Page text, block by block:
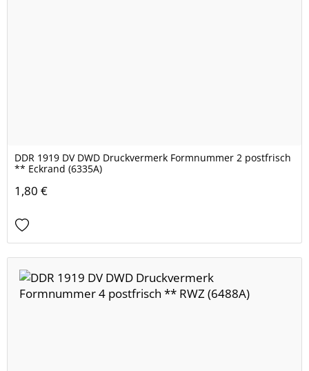
DDR 1919 DV DWD Druckvermerk Formnummer 2 postfrisch
** Eckrand (6335A)
1,80 €